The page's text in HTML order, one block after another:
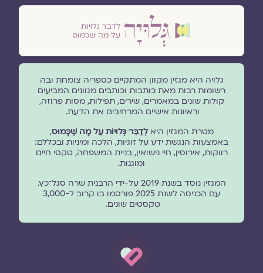
גלויה היא מגזין מקוון המתקיים כספריה צומחת ובה
רשומות רבות מאת כותבות וכותבים מגוונים המביעים
קולות שונים במאמרים, שירים, תפילות, מסות פרוזה,
וראיונות אישיים המרחיבים את הדעת.
מטרת המגזין היאלְדַבֵּר גְּלוּיוֹת עַל מָה שֶׁכָּמוּס,
באמצעות הנגשת ידע על זוגיות, הלכה ומיניות ובכללם:
רווקות, אירוסין, חיי נישואין, בניית המשפחה, טקסי חיים
ומוגנוּת.
המגזין נוסד בשנת 2019 על-ידי הרבנית שרה סגל־כץ.
עם הכניסה לשנת 2025 פורסמו בו קרוב ל-3,000
טקסטים שונים.